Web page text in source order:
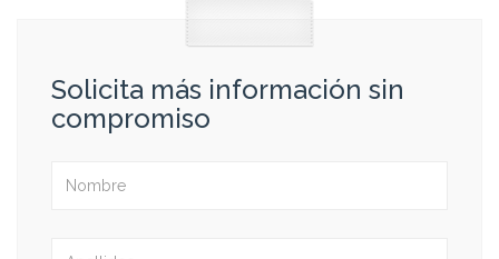
Solicita más información sin
compromiso